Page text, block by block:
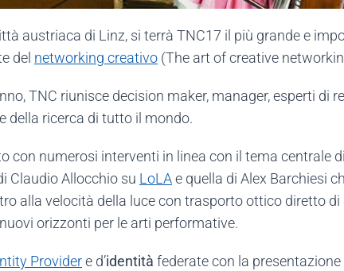
austriaca di Linz, si terrà TNC17 il più grande e
del networking creativo (The art of creative
TNC riunisce decision maker, manager, esperti di
della ricerca di tutto il mondo.
con numerosi interventi in linea con il tema centrale
Claudio Allocchio su LoLAe quella di Alex Barchiesi
alla velocità della luce con trasporto ottico diretto
orizzonti per le arti performative.
Providere d’identità federate con la